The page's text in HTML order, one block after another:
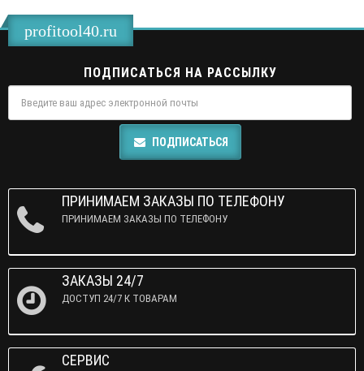
profitool40.ru
ПОДПИСАТЬСЯ НА РАССЫЛКУ
ПОДПИСАТЬСЯ
ПРИНИМАЕМ ЗАКАЗЫ ПО ТЕЛЕФОНУ
ПРИНИМАЕМ ЗАКАЗЫ ПО ТЕЛЕФОНУ
ЗАКАЗЫ 24/7
ДОСТУП 24/7 К ТОВАРАМ
СЕРВИС